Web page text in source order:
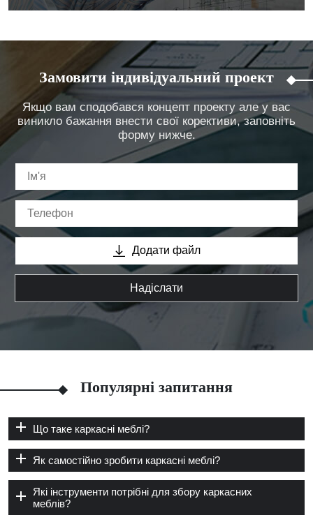
Замовити індивідуальний проект
Якщо вам сподобався концепт проекту але у вас
виникло бажання внести свої корективи, заповніть
форму нижче.
Додати файл
Надіслати
Популярні запитання
Що таке каркасні меблі?
Як самостійно зробити каркасні меблі?
Які інструменти потрібні для збору каркасних
меблів?